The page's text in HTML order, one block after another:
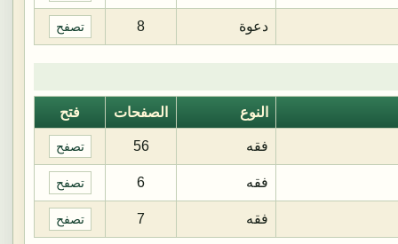
دعوة 8 تصفح
النوع الصفحات فتح
فقه 56 تصفح
فقه 6 تصفح
فقه 7 تصفح